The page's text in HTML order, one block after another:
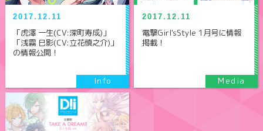
2017.12.11
「虎澤 一生(CV:深町寿成)」
「浅霧 巳影(CV:立花慎之介)」
の情報公開！
2017.12.11
電撃Girl'sStyle 1月号に情報
掲載！